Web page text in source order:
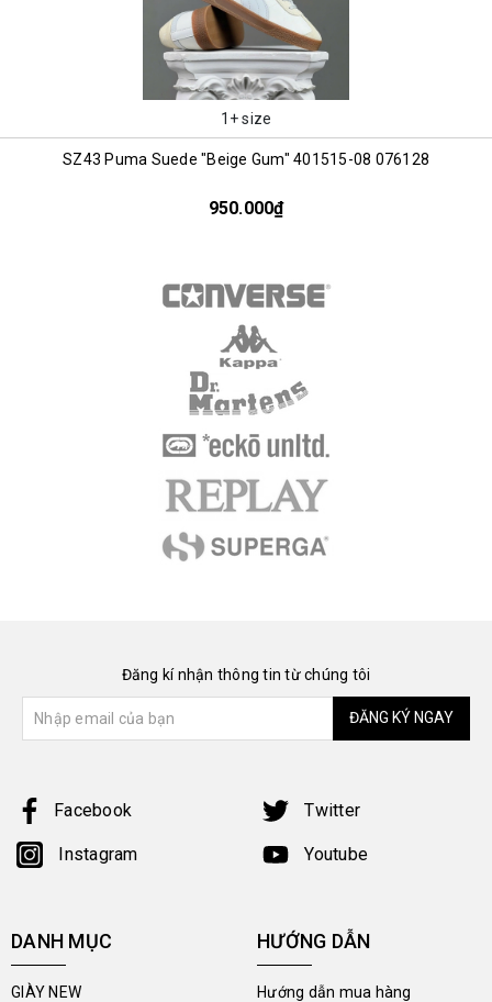
1+ size
SZ43 Puma Suede "Beige Gum" 401515-08 076128
950.000₫
Đăng kí nhận thông tin từ chúng tôi
ĐĂNG KÝ NGAY
Facebook Twitter
Instagram Youtube
DANH MỤC
GIÀY NEW
HƯỚNG DẪN
Hướng dẫn mua hàng